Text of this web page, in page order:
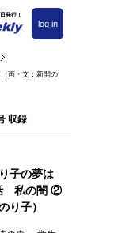
発行！
log in
画・文：新開の
収録
子の夢は
私の闇 ②
り子）